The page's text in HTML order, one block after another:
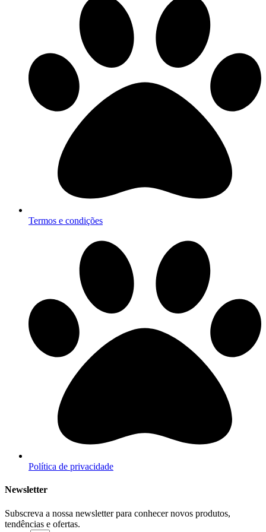
Termos e condições
Política de privacidade
Newsletter
Subscreva a nossa newsletter para conhecer novos produtos,
tendências e ofertas.